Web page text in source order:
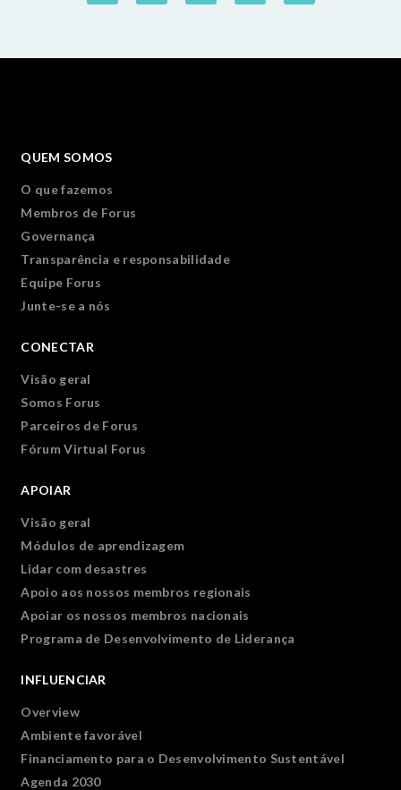
QUEM SOMOS
O que fazemos
Membros de Forus
Governança
Transparência e responsabilidade
Equipe Forus
Junte-se a nós
CONECTAR
Visão geral
Somos Forus
Parceiros de Forus
Fórum Virtual Forus
APOIAR
Visão geral
Módulos de aprendizagem
Lidar com desastres
Apoio aos nossos membros regionais
Apoiar os nossos membros nacionais
Programa de Desenvolvimento de Liderança
INFLUENCIAR
Overview
Ambiente favorável
Financiamento para o Desenvolvimento Sustentável
Agenda 2030